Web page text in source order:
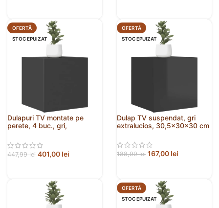
OFERTĂ
STOC EPUIZAT
Dulapuri TV montate pe
perete, 4 buc., gri,
447,99lei 401,00 lei
OFERTĂ
STOC EPUIZAT
Dulap TV suspendat, gri
extralucios, 30,5x30x30 cm
188,99lei 167,00 lei
OFERTĂ
STOC EPUIZAT